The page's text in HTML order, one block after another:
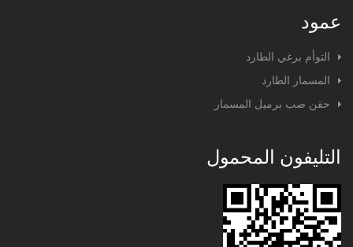
عمود
التوأم برغي الطارد
المسمار الطارد
حقن صب برميل المسمار
التليفون المحمول